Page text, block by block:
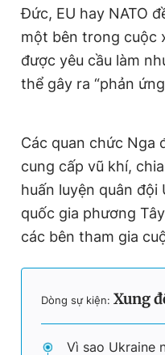
Đức, EU hay NATO
một bên trong cuộc
được yêu cầu làm
thể gây ra “phản
Các quan chức Nga
cung cấp vũ khí,
huấn luyện quân đội
quốc gia phương
các bên tham gia
Dòng sự kiện: Xung
Vì sao Ukraine